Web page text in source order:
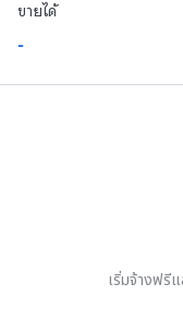
ขายได้
-
เริ่มจ้างฟรี